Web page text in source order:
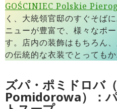
GOŚCINIEC Polskie
く、大統領官邸のすぐそば
ニューが豊富で、様々なポ
す。店内の装飾はもちろん
の伝統的な衣装でとってもか
ズパ・ポミドロバ
Pomidorowa）：